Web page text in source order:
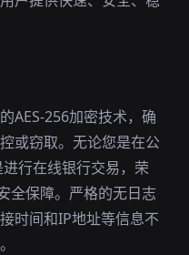
AES-256加密技术，确
或窃取。无论您是在公
行在线银行交易，荣
全保障。严格的无日志
时间和IP地址等信息不